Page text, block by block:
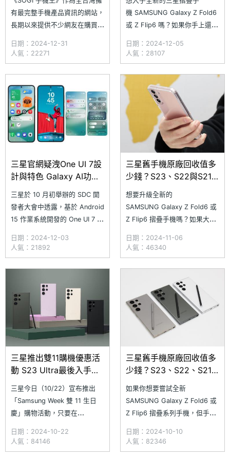
有最完整手機產品資訊的網站，
長期以來提供不少網友在購買手
年末的機會，再度帶大家回顧
2024 年最熱門的品牌與手機。
首先是品牌部分，今年依舊是三
星最多人瀏覽的品牌，其次才是
蘋果；產品方面則是三星在 3
月推出的 SAMSUNG Galaxy
日期：2024-12-31
人氣：22271
(2024.12)
機 SAMSUNG Galaxy Z Fold6
或 Z Flip6 嗎？如果你手上還留
利用三星智慧館門市提供的舊機
回收試算服務，將舊機折抵成新
機費用，其中還有機會獲得額外
的回收折扣。今天小編特別以
日期：2024-12-05
人氣：28107
三星官網疑洩One UI 7設
計與特色 Galaxy AI功能
三星於 10 月初舉辦的 SDC 開
發者大會中透露，基於 Android
15 作業系統開發的 One UI 7 使
測試版給開發者，並計畫於
2025 年推出正式版本。近日，
三星西班牙官網被發現一度開啟
露部分新功能細節，並提到部
日期：2024-12-03
人氣：21892
三星舊手機原廠回收值多
少錢？S23、S22與S21
想要升級全新的
SAMSUNG Galaxy Z Fold6 或
Z Flip6 摺疊手機嗎？如果大家
機型，推薦大家可以參考三星智
慧館門市的舊機回收試算服務，
經由這項服務，各位不僅能用舊
機折抵新機消費，還能享有額外
回收折扣。今天小編就以
日期：2024-11-06
人氣：46340
三星推出雙11購機優惠活
動 S23 Ultra最後入手機
會來了
三星今日（10/22）宣布推出
「Samsung Week 雙 11 生日
慶」購物活動，只要在
城或三星智慧館消費，達成指定
條件即可獲得「1 定要拿」、
日期：2024-10-22
人氣：84146
三星舊手機原廠回收值多
少錢？S23、S22、S21
系列價格試算一次看懂
(2024.10)
如果你想要嘗試全新
SAMSUNG Galaxy Z Fold6 或
Z Flip6 摺疊系列手機，但手中
或許你可以考慮利用三星智慧館
門市提供的舊機回收價格試算服
日期：2024-10-10
人氣：82346